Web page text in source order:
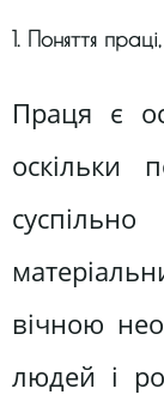
1. Поняття
Праця є
оскільки
вічною
людей і